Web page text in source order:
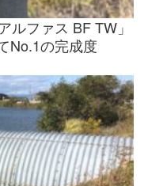
ルファス BF TW」
No.1の完成度